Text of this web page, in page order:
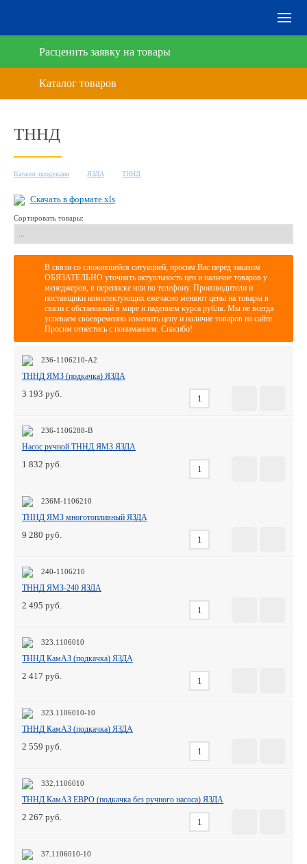
Расценить заявку на товары
ТННД
Каталог продукции ЯЗДА ТННД
Скачать в формате xls
Сортировать товары:
В связи со сложившейся ситуацией, просим Вас перед заказом
ОБЯЗАТЕЛЬНО уточнять актуальность цен и наличие товаров у
менеджеров, в переписке или по телефону. Производители и
поставщики комплектующих ежечасно меняют цены на товары в
связи с обстановкой в мире и падением курса рубля. Мы не всегда
успеваем своевременно изменить цену и наличие товаров на сайте.
Просим отнестись с пониманием. Спасибо!
236-1106210-А2
ТННД ЯМЗ (подкачка) ЯЗДА
3 193
236-1106288-В
Насос ручной ТННД ЯМЗ ЯЗДА
1 832
236М-1106210
ТННД ЯМЗ многотопливный ЯЗДА
9 280
240-1106210
ТННД ЯМЗ-240 ЯЗДА
2 495
323.1106010
ТННД КамАЗ (подкачка) ЯЗДА
2 417
323.1106010-10
ТННД КамАЗ (подкачка) ЯЗДА
2 559
332.1106010
ТННД КамАЗ ЕВРО (подкачка без ручного насоса) ЯЗДА
2 267
37.1106010-10